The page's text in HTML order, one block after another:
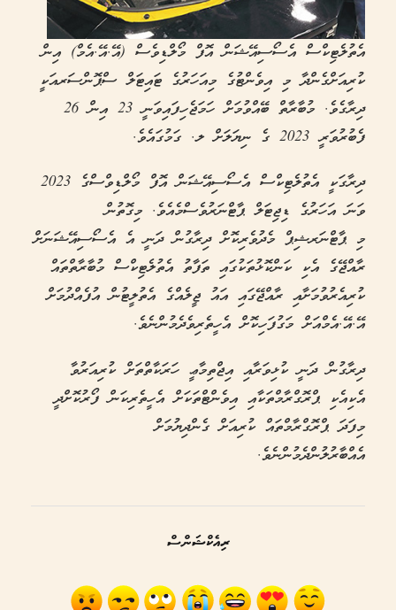
އެތުލެޓިކްސް އެސޯސިއޭޝަން އޮފް މޯލްޑިވެސް (އޭ.އޭ.އެމް) އިން
ކުރިއަށްގެންދާ މި އިވެންޓުގެ މިއަހަރުގެ ޓައިޓަލް ސްޕޮންސަރއަކީ
ދިރާގެވެ. މުބާރާތް ބޭއްވުމަށް ހަމަޖެހިފައިވަނީ 23 އިން 26
ފެބުރުވަރީ 2023 ގެ ނިޔަލަށް ލ. ގަމުގައެވެ.
ދިރާގަކީ އެތުލެޓިކްސް އެސޯސިއޭޝަން އޮފް މޯލްޑިވްސްގެ 2023
ވަނަ އަހަރުގެ ޑިޖިޓަލް ޕާޓްނަރުވެސްމެއެވެ. މިގޮތުން
މި ޕާޓްނަރޝިޕް މެދުވެރިކޮށް ދިރާގުން ދަނީ އެ އެސޯސިއޭޝަނަށް
ރާއްޖޭގެ އެކި ކަންކޮޅުތަކުގައި ތަފާތު އެތުލެޓިކްސް މުބާރާތްތައް
ކުރިއެރުވުމަށާއި ރާއްޖޭގައި އައު ޖީލެއްގެ އެތުލީޓުން އުފެއްދުމަށް
އޭ.އޭ.އެމްއަށް މަގުފަހިކޮށް އެހީތެރިވެދެމުންނެވެ.
ދިރާގުން ދަނީ ކުޅިވަރާއި އިޖްތިމާޢީ ހަރަކާތްތަށް ކުރިއަރުވާ
އެކިއެކި ޕްރޮގްރާމްތަކާއި އިވެންޓްތަކަށް އެހީތެރިކަން ފޯރުކޮށްދީ
މިފަދަ ޕްރޮގްރާމްތައް ކުރިއަށް ގެންދިޔުމަށް
އެއްބާރުލުންދެމުންނެވެ.
ރިއެކްޝަންސް